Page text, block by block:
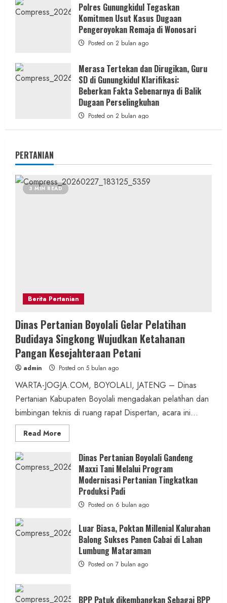
Polres Gunungkidul Tegaskan
Komitmen Usut Kasus Dugaan
Pengeroyokan Remaja di Wonosari
Posted on 2 bulan ago
Merasa Tertekan dan Dirugikan, Guru
SD di Gunungkidul Klarifikasi:
Beberkan Fakta Sebenarnya di Balik
Dugaan Perselingkuhan
Posted on 2 bulan ago
PERTANIAN
3 MIN READ
Berita Pertanian
Dinas Pertanian Boyolali Gelar Pelatihan
Budidaya Singkong Wujudkan Ketahanan
Pangan Kesejahteraan Petani
admin Posted on 5 bulan ago
WARTA-JOGJA.COM, BOYOLALI, JATENG – Dinas
Pertanian Kabupaten Boyolali mengadakan pelatihan dan
bimbingan teknis di ruang rapat Dispertan, acara ini...
Read More
more
Dinas
Pertanian
Boyolali
Gelar
Pelatihan
Budidaya
Singkong
Wujudkan
Ketahanan
Kesejahteraan
Petani
Dinas Pertanian Boyolali Gandeng
Maxxi Tani Melalui Program
Modernisasi Pertanian Tingkatkan
Produksi Padi
Posted on 6 bulan ago
Luar Biasa, Poktan Millenial Kalurahan
Balong Sukses Panen Cabai di Lahan
Lumbung Mataraman
Posted on 7 bulan ago
BPP Patuk dikembangkan Sebagai BPP